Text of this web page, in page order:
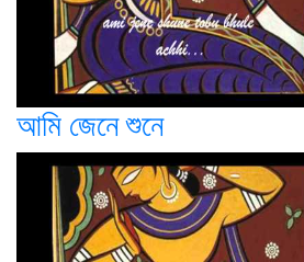
আমি জেনে শুনে